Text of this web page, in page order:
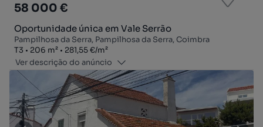
58 000 €
Oportunidade única em Vale Serrão
Pampilhosa da Serra, Pampilhosa da Serra, Coimbra
Tipologia
T3
Zona206 m²
Preço por metro quadrado
281,55 €/m²
Ver descrição do anúncio